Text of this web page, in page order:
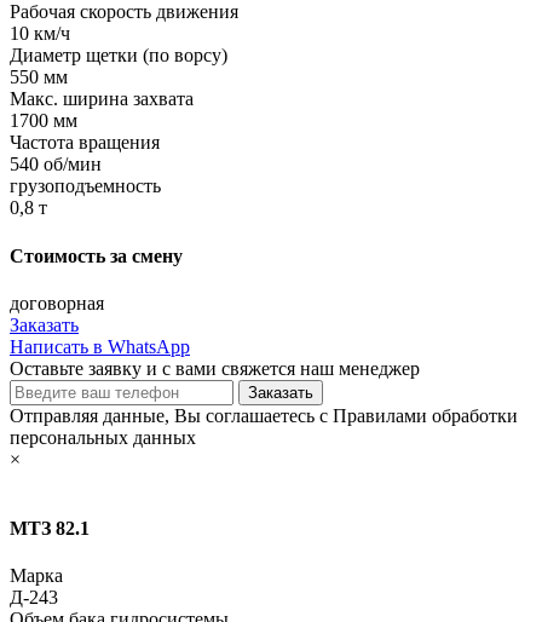
Рабочая скорость движения
10 км/ч
Диаметр щетки (по ворсу)
550 мм
Макc. ширина захвата
1700 мм
Частота вращения
540 об/мин
грузоподъемность
0,8 т
Стоимость за смену
договорная
Заказать
Написать в WhatsApp
Оставьте заявку и с вами свяжется наш менеджер
Отправляя данные, Вы соглашаетесь с Правилами обработки
персональных данных
×
МТЗ 82.1
Марка
Д-243